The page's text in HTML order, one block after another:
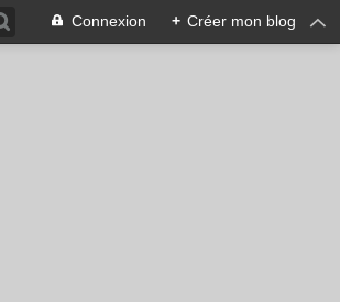
Connexion + Créer mon blog